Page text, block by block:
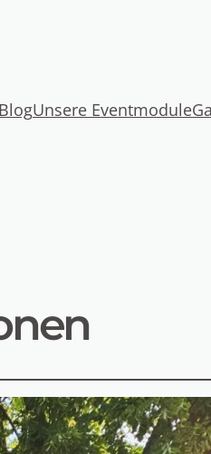
BlogUnsere Eventmodule